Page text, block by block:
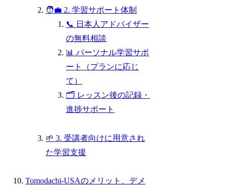
🧑‍💼 2. 学習サポート体制
📞 日本人アドバイザー
の無料相談
📊 パーソナル学習サポ
ート（プランに応じ
て）
🗂 レッスン後の記録・
進捗サポート
🌱 3. 受講者向けに用意され
た学習支援
Tomodachi-USAのメリット、デメ